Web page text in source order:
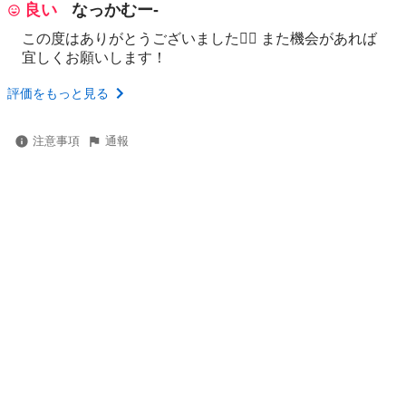
良い なっかむー-
この度はありがとうございました🙇‍♂️ また機会があれば
宜しくお願いします！
評価をもっと見る
注意事項 通報